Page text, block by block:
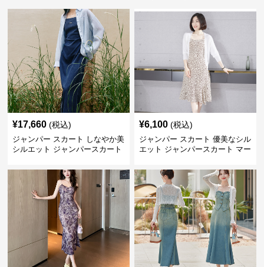
¥17,660 (税込)
ジャンパー スカート しなやか美
シルエット ジャンパースカート
¥6,100 (税込)
ジャンパー スカート 優美なシル
エット ジャンパースカート マー